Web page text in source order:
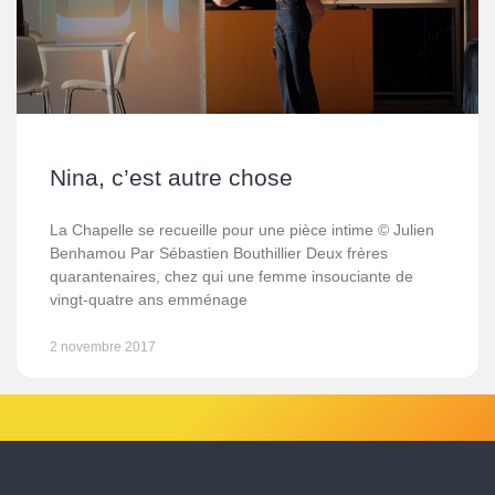
Nina, c’est autre chose
La Chapelle se recueille pour une pièce intime © Julien
Benhamou Par Sébastien Bouthillier Deux frères
quarantenaires, chez qui une femme insouciante de
vingt-quatre ans emménage
2 novembre 2017